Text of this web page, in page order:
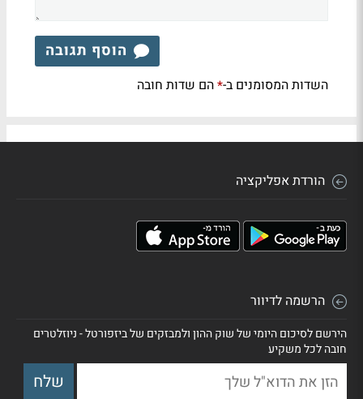
הוסף תגובה
השדות המסומנים ב-*הם שדות חובה
הורדת אפליקציה
הרשמה לדיוור
הירשם לסיכום היומי של שוק ההון ולמבזקים של ביזפורטל - ניוזלטרים
חובה לכל משקיע